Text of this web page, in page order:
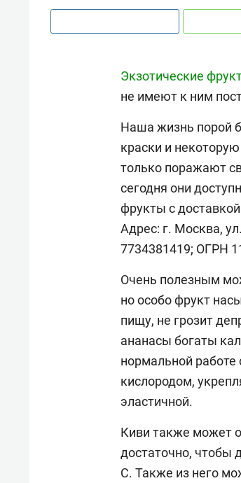
Экзотические
не имеют к ним
Наша жизнь порой
краски и
только поражают
сегодня они
фрукты с
Адрес: г. Москва,
7734381419; ОГРН
Очень полезным
но особо фрукт
пищу, не грозит
ананасы богаты
нормальной
кислородом,
эластичной.
Киви также может
достаточно, чтобы
С. Также из него